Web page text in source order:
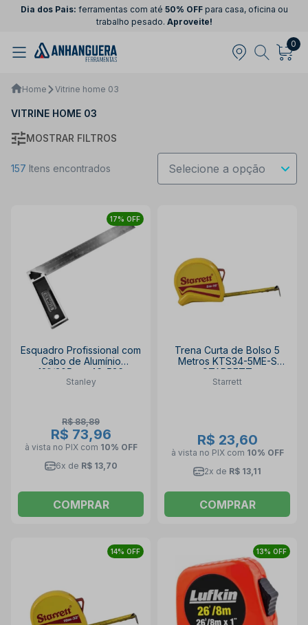
Dia dos Pais: ferramentas com até 50% OFFpara casa, oficina ou
trabalho pesado. Aproveite!
0
Home Vitrine home 03
VITRINE HOME 03
MOSTRAR FILTROS
157 Itens encontrados
17% OFF
Esquadro Profissional com
Cabo de Alumínio
12"/305mm 46-536
STANLEY
Stanley
R$ 88,89
R$ 73,96
à vista no PIX com 10% OFF
6x de R$ 13,70
COMPRAR
Trena Curta de Bolso 5
Metros KTS34-5ME-S
STARRETT
Starrett
R$ 23,60
à vista no PIX com 10% OFF
2x de R$ 13,11
COMPRAR
14% OFF 13% OFF